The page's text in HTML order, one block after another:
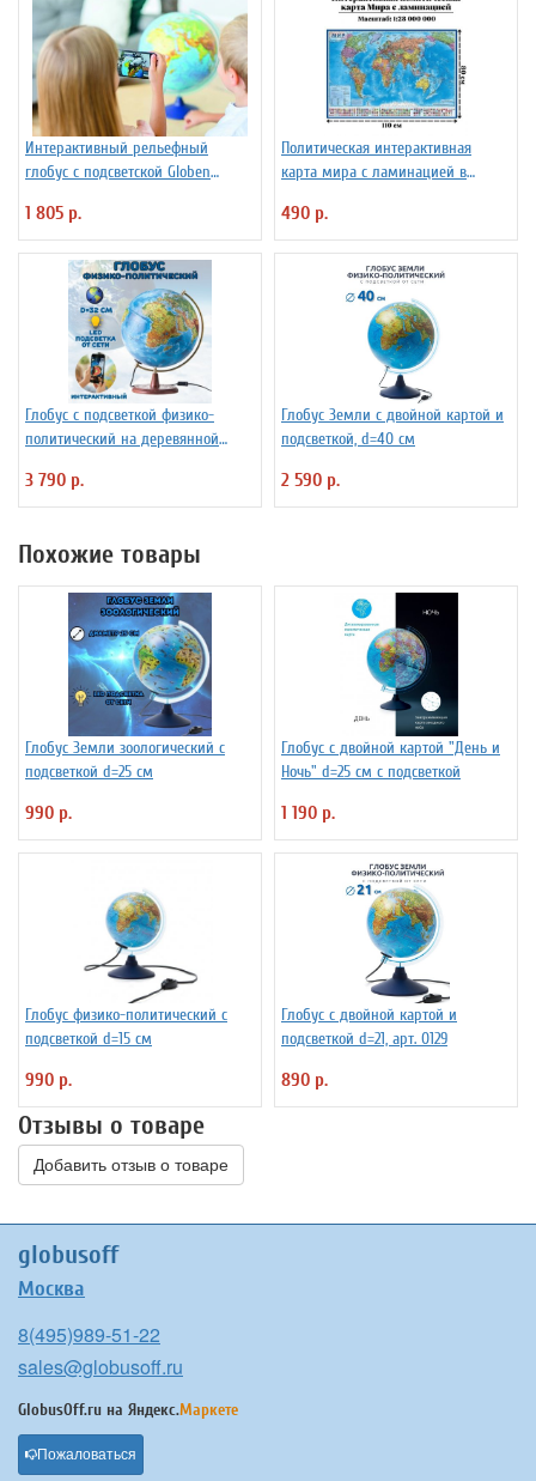
Интерактивный рельефный
глобус с подсветской Globen
1 805 р.
Политическая интерактивная
карта мира с ламинацией в
490 р.
Глобус с подсветкой физико-
политический на деревянной
3 790 р.
Глобус Земли с двойной картой и
подсветкой, d=40 см
2 590 р.
Похожие товары
Глобус Земли зоологический с
подсветкой d=25 см
990 р.
Глобус с двойной картой "День и
Ночь" d=25 см с подсветкой
1 190 р.
Глобус физико-политический с
подсветкой d=15 см
990 р.
Глобус с двойной картой и
подсветкой d=21, арт. 0129
890 р.
Отзывы о товаре
Добавить отзыв о товаре
globusoff
Москва
8(495)989-51-22
sales@globusoff.ru
GlobusOff.ru на Яндекс.Маркете
Пожаловаться